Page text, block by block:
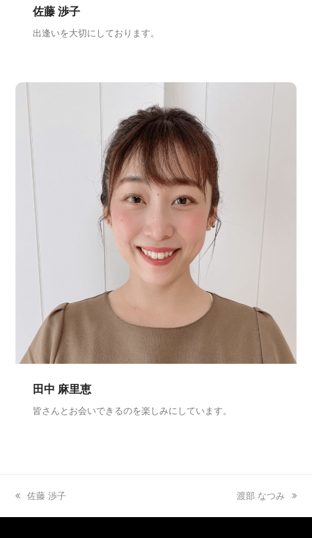
佐藤 渉子
出逢いを大切にしております。
田中 麻里恵
皆さんとお会いできるのを楽しみにしています。
previous
佐藤 渉子
next
渡部 なつみ